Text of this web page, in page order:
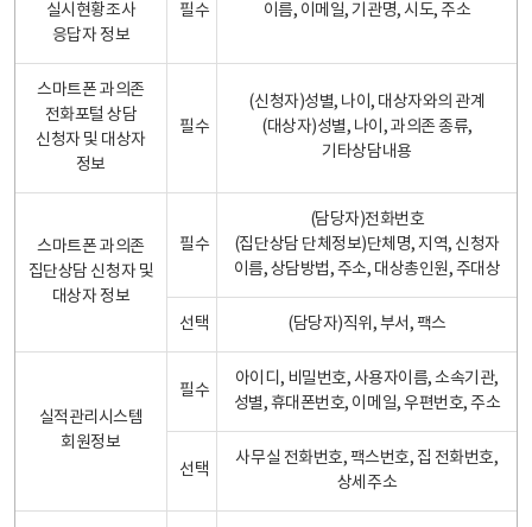
실시현황조사
응답자 정보
필수 이름, 이메일, 기관명, 시도, 주소
스마트폰 과의존
전화포털 상담
신청자 및 대상자
정보
필수
(신청자)성별, 나이, 대상자와의 관계
(대상자)성별, 나이, 과의존 종류,
기타상담내용
스마트폰 과의존
집단상담 신청자 및
대상자 정보
필수
(담당자)전화번호
(집단상담 단체정보)단체명, 지역, 신청자
이름, 상담방법, 주소, 대상총인원, 주대상
선택 (담당자)직위, 부서, 팩스
실적관리시스템
회원정보
필수
아이디, 비밀번호, 사용자이름, 소속기관,
성별, 휴대폰번호, 이메일, 우편번호, 주소
선택
사무실 전화번호, 팩스번호, 집 전화번호,
상세주소